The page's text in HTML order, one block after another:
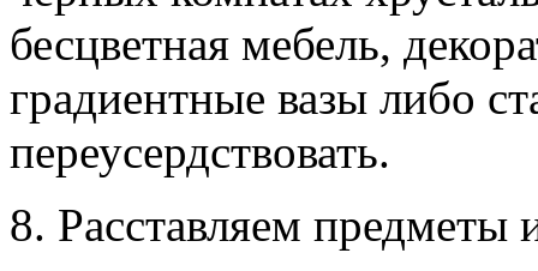
бесцветная мебель,
градиентные вазы либо
переусердствовать.
8. Расставляем предметы